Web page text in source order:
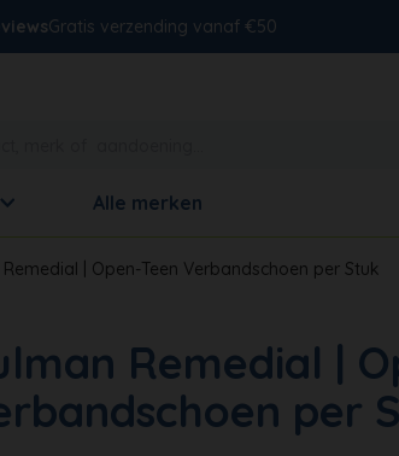
Gratis verzending vanaf €50
Alle merken
Remedial | Open-Teen Verbandschoen per Stuk
Remedial |
per